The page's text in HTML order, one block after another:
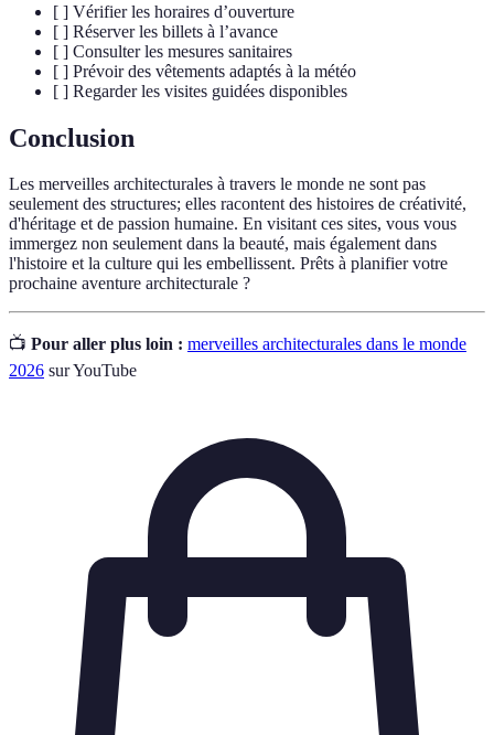
[ ] Vérifier les horaires d’ouverture
[ ] Réserver les billets à l’avance
[ ] Consulter les mesures sanitaires
[ ] Prévoir des vêtements adaptés à la météo
[ ] Regarder les visites guidées disponibles
Conclusion
Les merveilles architecturales à travers le monde ne sont pas
seulement des structures; elles racontent des histoires de créativité,
d'héritage et de passion humaine. En visitant ces sites, vous vous
immergez non seulement dans la beauté, mais également dans
l'histoire et la culture qui les embellissent. Prêts à planifier votre
prochaine aventure architecturale ?
📺 Pour aller plus loin : merveilles architecturales dans le monde
2026 sur YouTube